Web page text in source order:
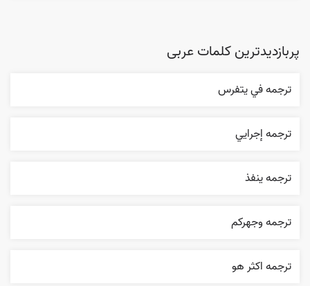
پربازدیدترین کلمات عربی
ترجمه في يتفرس
ترجمه إجرایي
ترجمه ينفذ
ترجمه وجهرکم
ترجمه اکثر هو